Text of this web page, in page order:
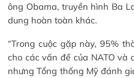
ông Obama, truyền hình Ba
dung hoàn toàn khác.
“Trong cuộc gặp này, 95%
cho các vấn đề của NATO và
nhưng Tổng thống Mỹ đánh